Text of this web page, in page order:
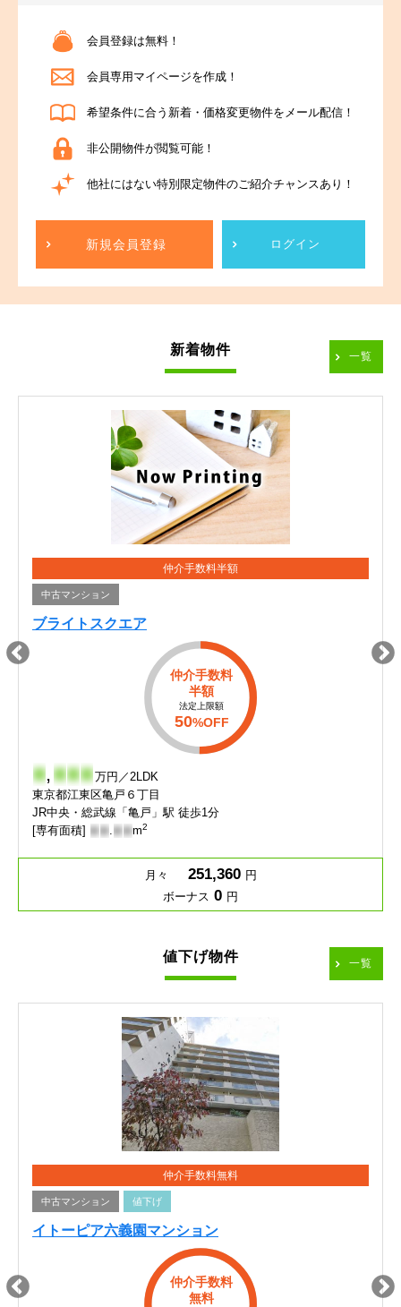
会員登録は無料！
会員専用マイページを作成！
希望条件に合う新着・価格変更物件をメール配信！
非公開物件が閲覧可能！
他社にはない特別限定物件のご紹介チャンスあり！
新規会員登録 ログイン
新着物件 一覧
仲介手数料半額
中古マンション
ブライトスクエア
仲介手数料
半額
法定上限額
50%OFF
- ,- - - 万円／2LDK
東京都江東区亀戸６丁目
JR中央・総武線「亀戸」駅 徒歩1分
[専有面積] - - .- - m2
月々 251,360 円
ボーナス 0 円
値下げ物件 一覧
仲介手数料無料
中古マンション 値下げ
イトーピア六義園マンション
仲介手数料
無料